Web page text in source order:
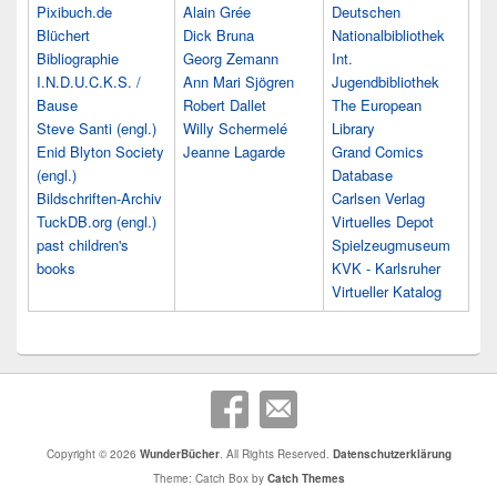
Pixibuch.de
Blüchert
Bibliographie
I.N.D.U.C.K.S. /
Bause
Steve Santi (engl.)
Enid Blyton Society
(engl.)
Bildschriften-Archiv
TuckDB.org (engl.)
past children's
books
Alain Grée
Dick Bruna
Georg Zemann
Ann Mari Sjögren
Robert Dallet
Willy Schermelé
Jeanne Lagarde
Deutschen
Nationalbibliothek
Int.
Jugendbibliothek
The European
Library
Grand Comics
Database
Carlsen Verlag
Virtuelles Depot
Spielzeugmuseum
KVK - Karlsruher
Virtueller Katalog
Copyright © 2026 WunderBücher. All Rights Reserved. Datenschutzerklärung
Theme: Catch Box by Catch Themes